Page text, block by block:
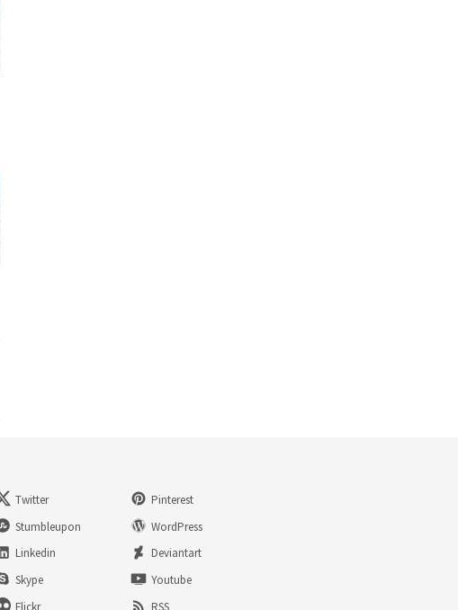
Twitter
Pinterest
Stumbleupon
WordPress
Linkedin
Deviantart
Skype
Youtube
Flickr RSS